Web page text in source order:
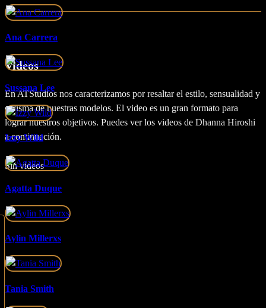
Ana Carrera
Sussana Lee
Izzy Wild
Agatta Duque
Aylin Millerxs
Tania Smith
Videos
En ATStudios nos caracterizamos por resaltar el estilo, sensualidad y
carisma de nuestras modelos. El video es un gran formato para
lograr nuestros objetivos. Puedes ver los videos de Dhanna Hiroshi
a continuación.
Sin videos